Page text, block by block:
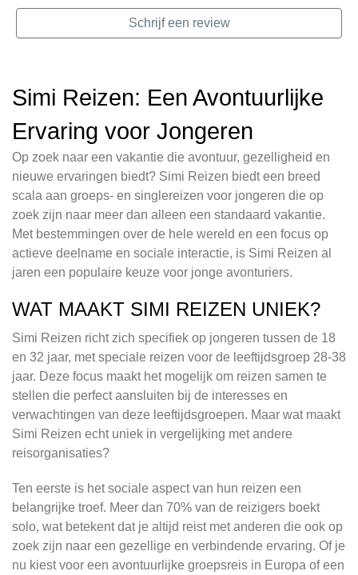
Schrijf een review
Simi Reizen: Een Avontuurlijke
Ervaring voor Jongeren
Op zoek naar een vakantie die avontuur, gezelligheid en
nieuwe ervaringen biedt? Simi Reizen biedt een breed
scala aan groeps- en singlereizen voor jongeren die op
zoek zijn naar meer dan alleen een standaard vakantie.
Met bestemmingen over de hele wereld en een focus op
actieve deelname en sociale interactie, is Simi Reizen al
jaren een populaire keuze voor jonge avonturiers.
WAT MAAKT SIMI REIZEN UNIEK?
Simi Reizen richt zich specifiek op jongeren tussen de 18
en 32 jaar, met speciale reizen voor de leeftijdsgroep 28-38
jaar. Deze focus maakt het mogelijk om reizen samen te
stellen die perfect aansluiten bij de interesses en
verwachtingen van deze leeftijdsgroepen. Maar wat maakt
Simi Reizen echt uniek in vergelijking met andere
reisorganisaties?
Ten eerste is het sociale aspect van hun reizen een
belangrijke troef. Meer dan 70% van de reizigers boekt
solo, wat betekent dat je altijd reist met anderen die ook op
zoek zijn naar een gezellige en verbindende ervaring. Of je
nu kiest voor een avontuurlijke groepsreis in Europa of een